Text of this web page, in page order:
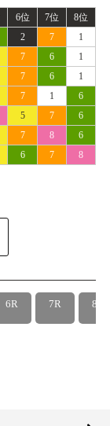
6位 7位
8位
2 7
1
7 6
1
7 6
1
7 1
6
5 7
6
7 8
6
6 7 8
6R 7R 8R